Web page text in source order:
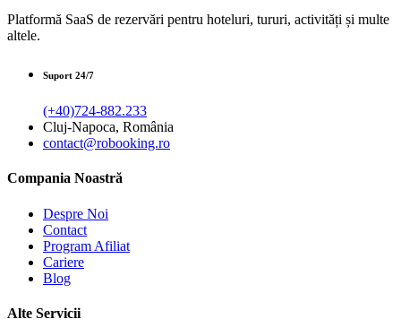
Platformă SaaS de rezervări pentru hoteluri, tururi, activități și multe
altele.
Suport 24/7
(+40)724-882.233
Cluj-Napoca, România
contact@robooking.ro
Compania Noastră
Despre Noi
Contact
Program Afiliat
Cariere
Blog
Alte Servicii